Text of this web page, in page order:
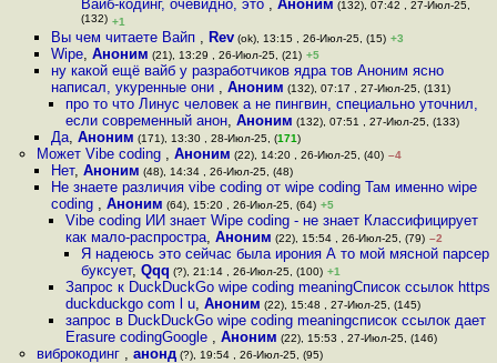
Вайб-кодинг, очевидно, это , Аноним (132), 07:42 , 27-Июл-25,
(132) +1
Вы чем читаете Вайп , Rev(ok), 13:15 , 26-Июл-25, (15) +3
Wipe, Аноним (21), 13:29 , 26-Июл-25, (21) +5
ну какой ещё вайб у разработчиков ядра тов Аноним ясно
написал, укуренные они , Аноним (132), 07:17 , 27-Июл-25, (131)
про то что Линус человек а не пингвин, специально уточнил,
если современный анон,Аноним (132), 07:51 , 27-Июл-25, (133)
Да, Аноним (171), 13:30 , 28-Июл-25, (171)
Может Vibe coding , Аноним (22), 14:20 , 26-Июл-25, (40) –4
Нет, Аноним (48), 14:34 , 26-Июл-25, (48)
Не знаете различия vibe coding от wipe coding Там именно wipe
coding , Аноним (64), 15:20 , 26-Июл-25, (64) +5
Vibe coding ИИ знает Wipe coding - не знает Классифицирует
как мало-распростра,Аноним (22), 15:54 , 26-Июл-25, (79) –2
Я надеюсь это сейчас была ирония А то мой мясной парсер
буксует, Qqq (?), 21:14 , 26-Июл-25, (100) +1
Запрос к DuckDuckGo wipe coding meaningСписок ссылок https
duckduckgo com l u,Аноним (22), 15:48 , 27-Июл-25, (145)
запрос в DuckDuckGo wipe coding meaningсписок ссылок дает
Erasure codingGoogle ,Аноним (22), 15:53 , 27-Июл-25, (146)
виброкодинг , анонд(?), 19:54 , 26-Июл-25, (95)